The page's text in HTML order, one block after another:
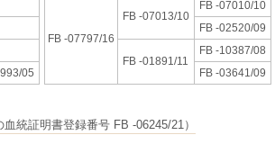
05
FB -07797/16
FB -07013/10
FB -07010/10
FB -02520/09
FB -01891/11
FB -10387/08
FB -03641/09
統証明書登録番号 FB -06245/21）